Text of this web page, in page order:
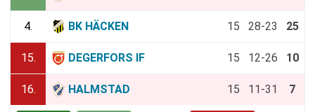
4. BK HÄCKEN 15 28-23 25
15. DEGERFORS IF 15 12-26 10
16. HALMSTAD 15 11-31 7